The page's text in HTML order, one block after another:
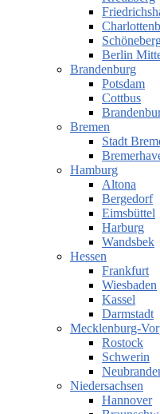
Berlin
Brandenburg
Potsdam
Cottbus
Bremen
Stadt
Hamburg
Altona
Bergedorf
Eimsbüttel
Harburg
Wandsbek
Hessen
Frankfurt
Wiesbaden
Kassel
Darmstadt
Mecklenburg-
Rostock
Schwerin
Niedersachsen
Hannover